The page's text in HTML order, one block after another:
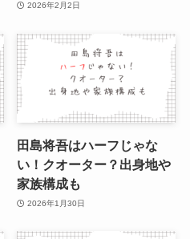
2026年2月2日
田島将吾はハーフじゃな
い！クオーター？出身地や
家族構成も
2026年1月30日